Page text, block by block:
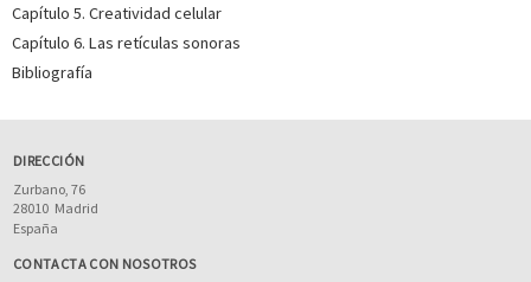
Capítulo 5. Creatividad celular
Capítulo 6. Las retículas sonoras
Bibliografía
DIRECCIÓN
Zurbano, 76
28010 Madrid
España
CONTACTA CON NOSOTROS